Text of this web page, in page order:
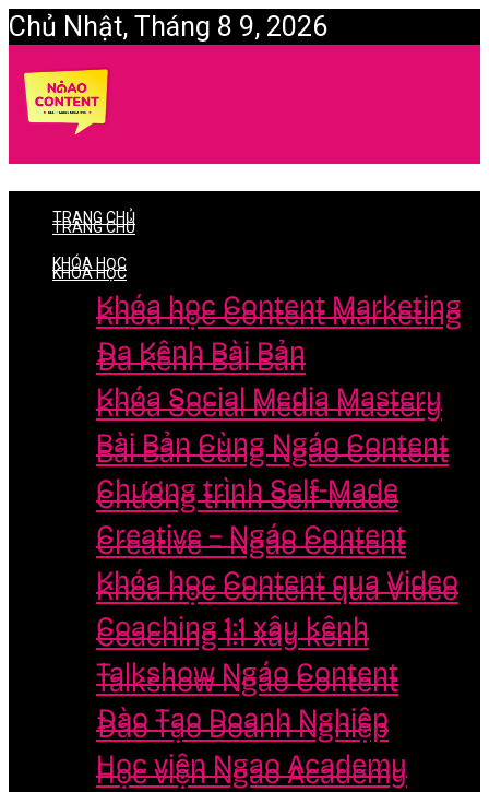
Chủ Nhật, Tháng 8 9, 2026
Login
TRANG CHỦ
KHÓA HỌC
Khóa học Content Marketing
Đa Kênh Bài Bản
Khóa Social Media Mastery
Bài Bản Cùng Ngáo Content
Chương trình Self-Made
Creative – Ngáo Content
Khóa học Content qua Video
Coaching 1:1 xây kênh
Talkshow Ngáo Content
Đào Tạo Doanh Nghiệp
Học viện Ngao Academy
TRANG CHỦ
KHÓA HỌC
Khóa học Content Marketing
Đa Kênh Bài Bản
Khóa Social Media Mastery
Bài Bản Cùng Ngáo Content
Chương trình Self-Made
Creative – Ngáo Content
Khóa học Content qua Video
Coaching 1:1 xây kênh
Talkshow Ngáo Content
Đào Tạo Doanh Nghiệp
Học viện Ngao Academy